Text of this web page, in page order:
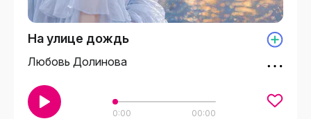
На улице дождь
Любовь Долинова
0:00 00:00